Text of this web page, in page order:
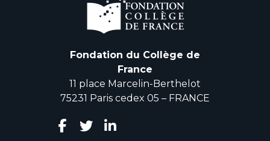
Fondation du Collège de
France
11 place Marcelin-Berthelot
75231 Paris cedex 05 – FRANCE